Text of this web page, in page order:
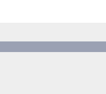
HMI，人车交互，智能车